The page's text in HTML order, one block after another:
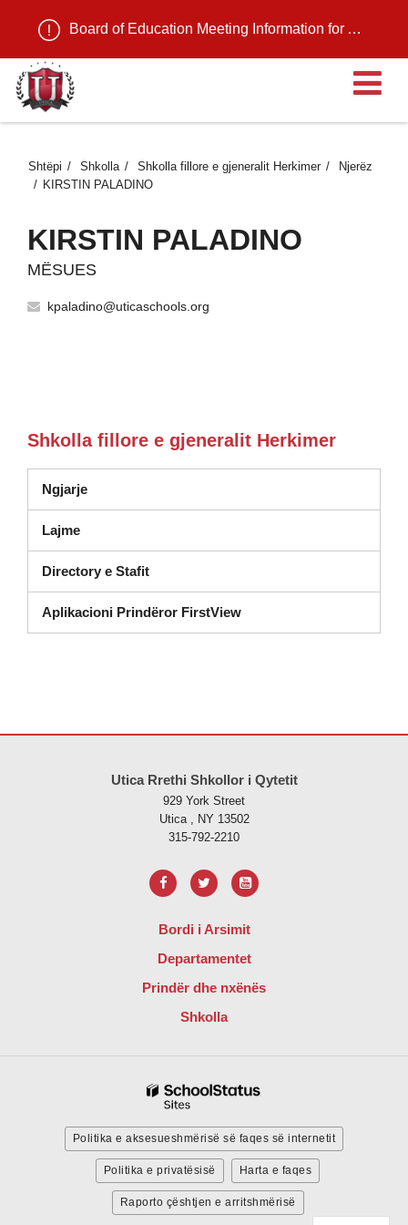
Board of Education Meeting Information for August 11, 2026
Shtëpi Shkolla Shkolla fillore e gjeneralit Herkimer
Njerëz
KIRSTIN PALADINO
KIRSTIN PALADINO
MËSUES
kpaladino@uticaschools.org
Shkolla fillore e gjeneralit Herkimer
Ngjarje
Lajme
Directory e Stafit
Aplikacioni Prindëror FirstView
Utica Rrethi Shkollor i Qytetit
929 York Street
Utica , NY 13502
315-792-2210
Bordi i Arsimit
Departamentet
Prindër dhe nxënës
Shkolla
Politika e aksesueshmërisë së faqes së internetit
Politika e privatësisë Harta e faqes
Raporto çështjen e arritshmërisë